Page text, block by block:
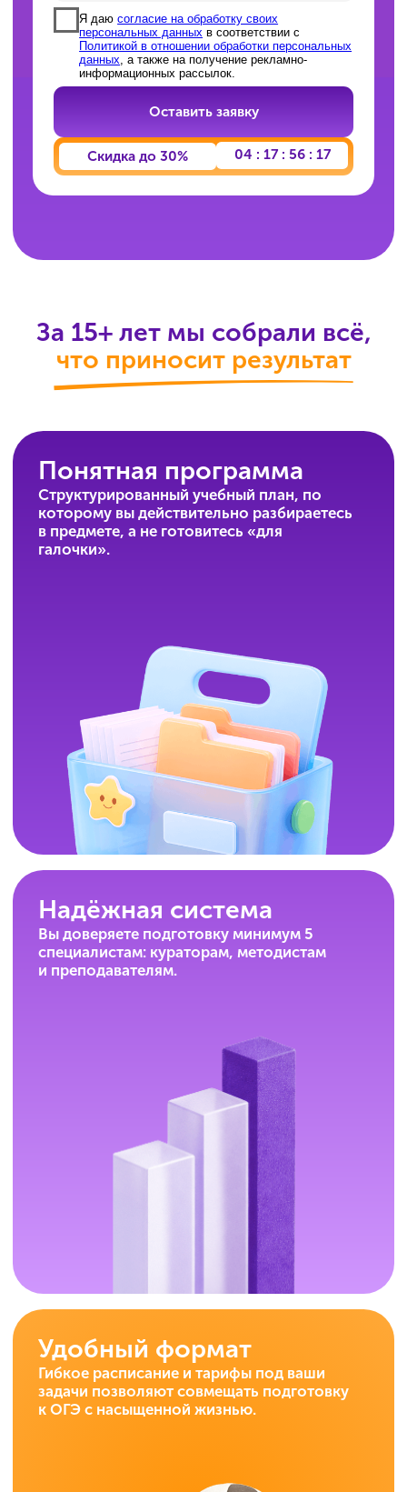
За 15+ лет мы собрали всё,
что приносит результат
Понятная программа
Структурированный учебный план, по
которому вы действительно разбираетесь
в предмете, а не готовитесь «для
Вы доверяете подготовку минимум 5
и преподавателям.
Удобный формат
Гибкое расписание и тарифы под ваши
задачи позволяют совмещать подготовку
к ОГЭ с насыщенной жизнью.
(по Москве) мы на связи и отвечаем